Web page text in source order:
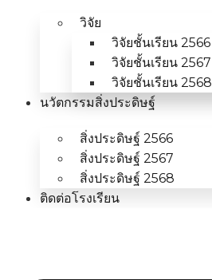
วิจัย
วิจัยชั้นเรียน 2566
วิจัยชั้นเรียน 2567
วิจัยชั้นเรียน 2568
นวัตกรรมสิ่งประดิษฐ์
สิ่งประดิษฐ์ 2566
สิ่งประดิษฐ์ 2567
สิ่งประดิษฐ์ 2568
ติดต่อโรงเรียน